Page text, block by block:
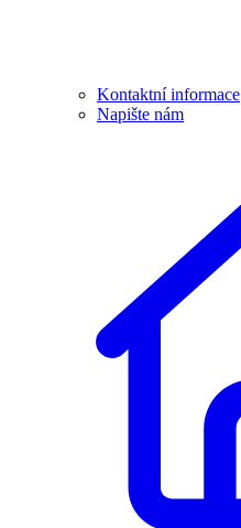
Kontaktní informace
Napište nám